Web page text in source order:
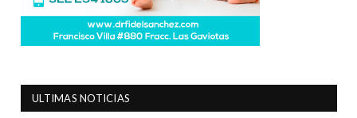
ULTIMAS NOTICIAS